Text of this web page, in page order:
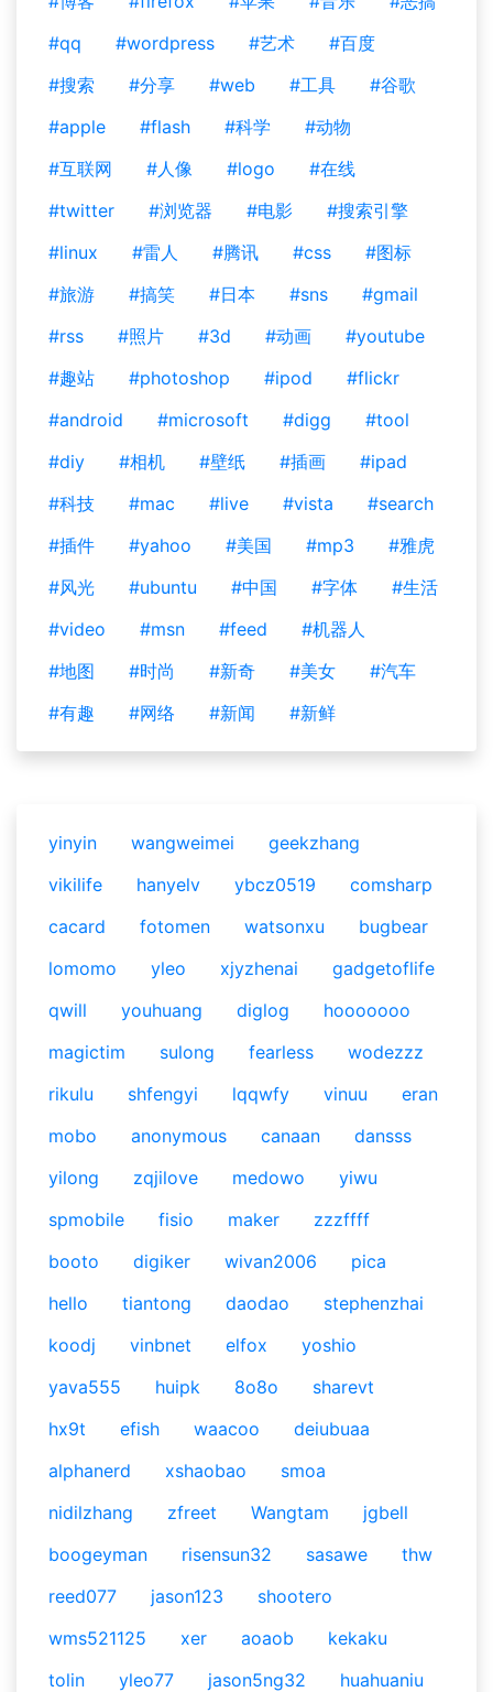
#qq
#wordpress #艺术
#百度
#搜索
#分享 #web #工具
#谷歌
#apple
#flash #科学
#动物
#互联网
#人像 #logo
#在线
#twitter
#浏览器 #电影
#搜索引擎
#linux
#雷人 #腾讯 #css
#图标
#旅游
#搞笑 #日本 #sns
#gmail
#rss
#照片 #3d #动画
#youtube
#趣站
#photoshop #ipod
#flickr
#android
#microsoft #digg
#tool
#diy
#相机 #壁纸 #插画
#ipad
#科技
#mac #live #vista
#search
#插件
#yahoo #美国 #mp3
#雅虎
#风光
#ubuntu #中国 #字体
#生活
#video
#msn #feed
#机器人
#地图
#时尚 #新奇 #美女
#汽车
#有趣
#网络 #新闻 #新鲜
yinyin wangweimei
geekzhang
vikilife
hanyelv ybcz0519
comsharp
cacard
fotomen watsonxu
bugbear
lomomo
yleo xjyzhenai
gadgetoflife
qwill
youhuang diglog
hooooooo
magictim
sulong fearless
wodezzz
rikulu
shfengyi lqqwfy vinuu
eran
mobo
anonymous canaan
dansss
yilong
zqjilove medowo
yiwu
spmobile
fisio maker
zzzffff
booto
digiker wivan2006
pica
hello
tiantong daodao
stephenzhai
koodj
vinbnet elfox
yoshio
yava555
huipk 8o8o
sharevt
hx9t
efish waacoo
deiubuaa
alphanerd
xshaobao
smoa
nidilzhang
zfreet Wangtam
jgbell
boogeyman
risensun32 sasawe
thw
reed077
jason123
shootero
wms521125
xer aoaob
kekaku
tolin
yleo77 jason5ng32 huahuaniu